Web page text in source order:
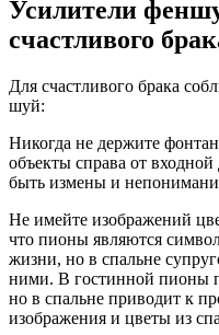
Усилители
счастливого
Для счастливого брака
шуй:
Никогда не держите
объекты справа от
быть измены и
Не имейте изображений
что пионы являются
жизни, но в спальне
ними. В гостинной пионы
но в спальне приводит к
изображения и цветы из